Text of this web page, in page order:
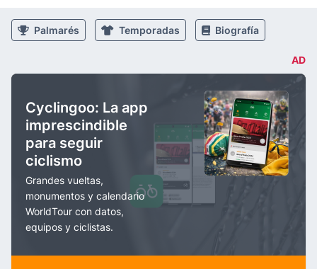
Palmarés Temporadas Biografía
AD
Cyclingoo: La app
imprescindible
para seguir
ciclismo
Grandes vueltas,
monumentos y calendario
WorldTour con datos,
equipos y ciclistas.